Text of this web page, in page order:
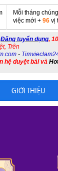
Mỗi tháng
việc mới + 96 vị
Đăng tuyển dụng,
Trên
-
hệ duyệt bài và
GIỚI THIỆU